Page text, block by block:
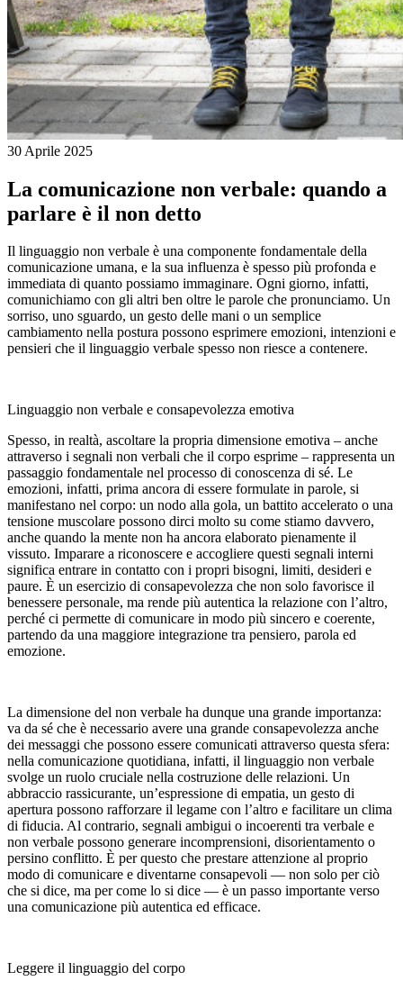
30 Aprile 2025
La comunicazione non verbale: quando a
parlare è il non detto
Il linguaggio non verbale è una componente fondamentale della
comunicazione umana, e la sua influenza è spesso più profonda e
immediata di quanto possiamo immaginare. Ogni giorno, infatti,
comunichiamo con gli altri ben oltre le parole che pronunciamo. Un
sorriso, uno sguardo, un gesto delle mani o un semplice
cambiamento nella postura possono esprimere emozioni, intenzioni e
pensieri che il linguaggio verbale spesso non riesce a contenere.
Linguaggio non verbale e consapevolezza emotiva
Spesso, in realtà, ascoltare la propria dimensione emotiva – anche
attraverso i segnali non verbali che il corpo esprime – rappresenta un
passaggio fondamentale nel processo di conoscenza di sé. Le
emozioni, infatti, prima ancora di essere formulate in parole, si
manifestano nel corpo: un nodo alla gola, un battito accelerato o una
tensione muscolare possono dirci molto su come stiamo davvero,
anche quando la mente non ha ancora elaborato pienamente il
vissuto. Imparare a riconoscere e accogliere questi segnali interni
significa entrare in contatto con i propri bisogni, limiti, desideri e
paure. È un esercizio di consapevolezza che non solo favorisce il
benessere personale, ma rende più autentica la relazione con l’altro,
perché ci permette di comunicare in modo più sincero e coerente,
partendo da una maggiore integrazione tra pensiero, parola ed
emozione.
La dimensione del non verbale ha dunque una grande importanza:
va da sé che è necessario avere una grande consapevolezza anche
dei messaggi che possono essere comunicati attraverso questa sfera:
nella comunicazione quotidiana, infatti, il linguaggio non verbale
svolge un ruolo cruciale nella costruzione delle relazioni. Un
abbraccio rassicurante, un’espressione di empatia, un gesto di
apertura possono rafforzare il legame con l’altro e facilitare un clima
di fiducia. Al contrario, segnali ambigui o incoerenti tra verbale e
non verbale possono generare incomprensioni, disorientamento o
persino conflitto. È per questo che prestare attenzione al proprio
modo di comunicare e diventarne consapevoli — non solo per ciò
che si dice, ma per come lo si dice — è un passo importante verso
una comunicazione più autentica ed efficace.
Leggere il linguaggio del corpo